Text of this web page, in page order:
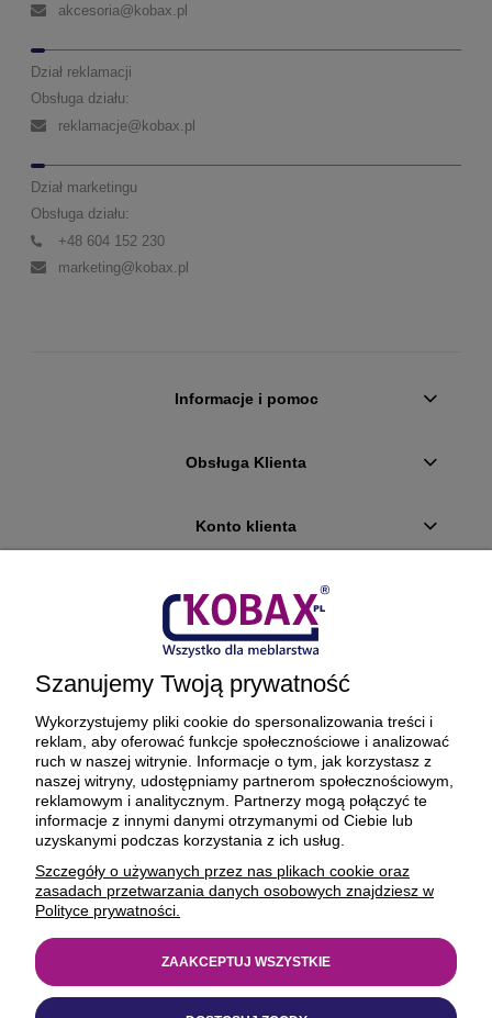
akcesoria@kobax.pl
Dział reklamacji
Obsługa działu:
reklamacje@kobax.pl
Dział marketingu
Obsługa działu:
+48 604 152 230
marketing@kobax.pl
Informacje i pomoc
Obsługa Klienta
Konto klienta
Płatności i dostawa
Ciekawostki
O firmie
BEZPIECZNE PŁATNOŚCI ORAZ DOSTAWA
Szanujemy Twoją prywatność
Wykorzystujemy pliki cookie do spersonalizowania treści i
reklam, aby oferować funkcje społecznościowe i analizować
ruch w naszej witrynie. Informacje o tym, jak korzystasz z
naszej witryny, udostępniamy partnerom społecznościowym,
reklamowym i analitycznym. Partnerzy mogą połączyć te
informacje z innymi danymi otrzymanymi od Ciebie lub
uzyskanymi podczas korzystania z ich usług.
Szczegóły o używanych przez nas plikach cookie oraz
zasadach przetwarzania danych osobowych znajdziesz w
Polityce prywatności.
ZAAKCEPTUJ WSZYSTKIE